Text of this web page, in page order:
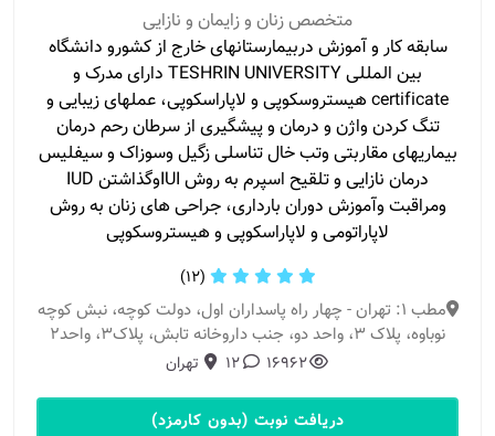
متخصص زنان و زایمان و نازایی
سابقه کار و آموزش دربیمارستانهای خارج از کشورو دانشگاه
بین المللی TESHRIN UNIVERSITY دارای مدرک و
certificate هیستروسکوپی و لاپاراسکوپی، عملهای زیبایی و
تنگ کردن واژن و درمان و پیشگیری از سرطان رحم درمان
بیماریهای مقاربتی وتب خال تناسلی زگیل وسوزاک و سیفلیس
درمان نازایی و تلقیح اسپرم به روش IUIوگذاشتن IUD
ومراقبت وآموزش دوران بارداری، جراحی های زنان به روش
لاپاراتومی و لاپاراسکوپی و هیستروسکوپی
(12)
مطب 1: تهران - چهار راه پاسداران اول، دولت کوچه، نبش کوچه
نوباوه، پلاک ۳، واحد دو، جنب داروخانه تابش، پلاک3، واحد2
16962
12 تهران
دریافت نوبت (بدون کارمزد)